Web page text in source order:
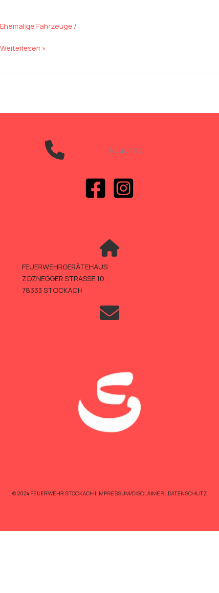
Ehemalige Fahrzeuge /
Tanklöschfahrzeug
Weiterlesen »
Notruf 112
FEUERWEHRGERÄTEHAUS
ZOZNEGGER STRASSE 10
78333 STOCKACH
© 2024 FEUERWEHR STOCKACH | IMPRESSUM/DISCLAIMER | DATENSCHUTZ